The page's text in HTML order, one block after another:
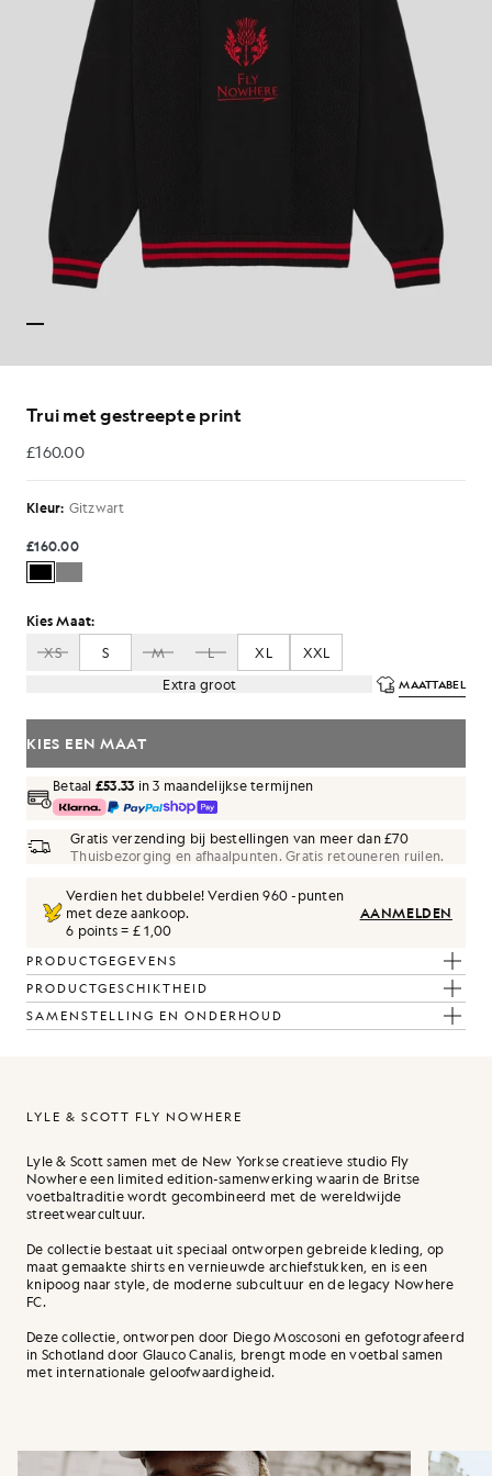
Trui met gestreepte print
£160.00
£160.00
Kleur: Gitzwart
£160.00
Kies Maat:
XS
S M L XL
XXL
Extra groot
MAATTABEL
KIES EEN MAAT
Betaal £53.33 in 3 maandelijkse termijnen
Gratis verzending bij bestellingen van meer dan £70
Thuisbezorging en afhaalpunten. Gratis retouneren ruilen.
Verdien het dubbele! Verdien960-punten
met deze aankoop.
6 points = £ 1,00
AANMELDEN
PRODUCTGEGEVENS
PRODUCTGESCHIKTHEID
SAMENSTELLING EN ONDERHOUD
LYLE & SCOTT FLY NOWHERE
Lyle & Scott samen met de New Yorkse creatieve studio Fly
Nowhere een limited edition-samenwerking waarin de Britse
voetbaltraditie wordt gecombineerd met de wereldwijde
streetwearcultuur.
De collectie bestaat uit speciaal ontworpen gebreide kleding, op
maat gemaakte shirts en vernieuwde archiefstukken, en is een
knipoog naar style, de moderne subcultuur en de legacy Nowhere
FC.
Deze collectie, ontworpen door Diego Moscosoni en gefotografeerd
in Schotland door Glauco Canalis, brengt mode en voetbal samen
met internationale geloofwaardigheid.